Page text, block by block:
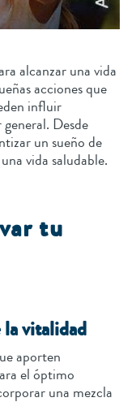
alcanzar una vida
acciones que
influir
Desde
un sueño de
vida saludable.
tu
la vitalidad
aporten
el óptimo
una mezcla